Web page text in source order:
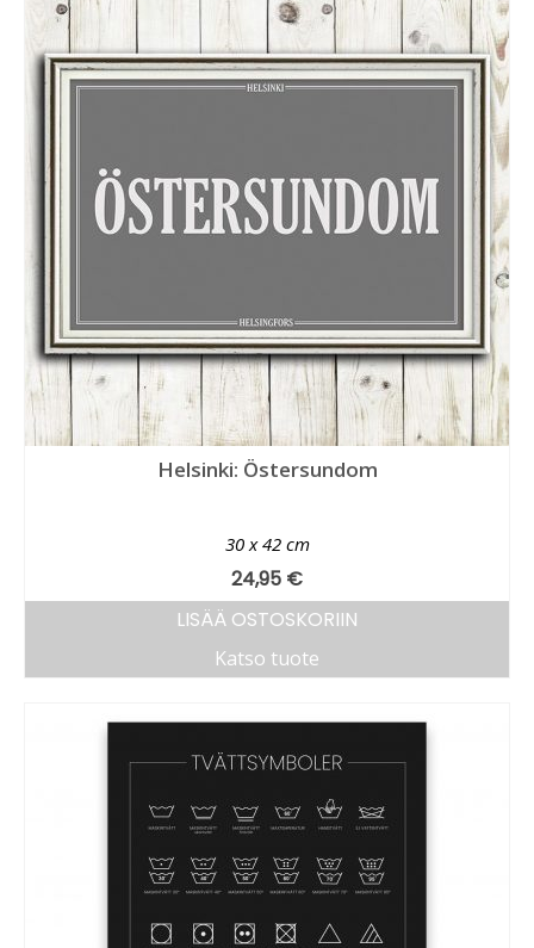
Helsinki: Östersundom
30 x 42 cm
24,95 €
LISÄÄ OSTOSKORIIN
Katso tuote